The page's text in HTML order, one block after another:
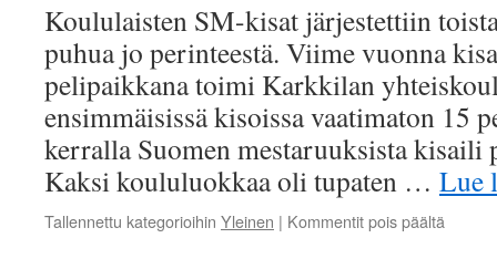
Koululaisten SM-kisat järjestettiin
puhua jo perinteestä. Viime vuonna
pelipaikkana toimi Karkkilan
ensimmäisissä kisoissa vaatimaton 15
kerralla Suomen mestaruuksista kisaili
Kaksi koululuokkaa oli tupaten … Lue
Tallennettu kategorioihin Yleinen | Kommentit pois päältä